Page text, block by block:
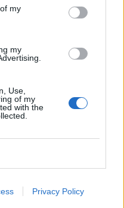
my
my
Use,
of my
with the
Privacy Policy